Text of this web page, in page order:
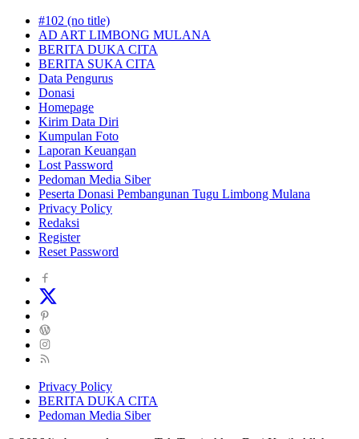
#102 (no title)
AD ART LIMBONG MULANA
BERITA DUKA CITA
BERITA SUKA CITA
Data Pengurus
Donasi
Homepage
Kirim Data Diri
Kumpulan Foto
Laporan Keuangan
Lost Password
Pedoman Media Siber
Peserta Donasi Pembangunan Tugu Limbong Mulana
Privacy Policy
Redaksi
Register
Reset Password
Privacy Policy
BERITA DUKA CITA
Pedoman Media Siber